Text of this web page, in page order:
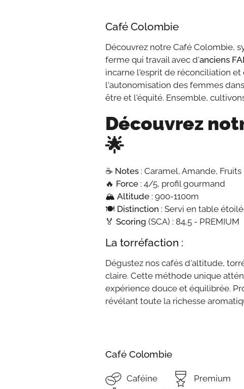
Café Colombie
Découvrez notre Café Colombie,
ferme qui travail avec d'anciens
incarne l'esprit de réconciliation
l'autonomisation des femmes
être et l'équité. Ensemble,
Découvrez
🌟
☕ Notes : Caramel, Amande,
🔥 Force : 4/5, profil gourmand
🏔️ Altitude : 900-1100m
🍽️ Distinction : Servi en table
🏅 Scoring (SCA) : 84,5 - PREMIUM
La torréfaction :
Dégustez nos cafés d'altitude,
claire. Cette méthode unique
expérience douce et équilibrée.
révélant toute la richesse
Café Colombie
Caféine Premium